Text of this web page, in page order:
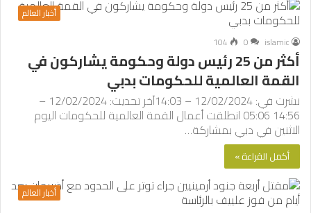
أخبار العالم
islamic
0
104
أكثر من 25 رئيس دولة وحكومة يشاركون في
القمة العالمية للحكومات بدبي
نشرت في: 12/02/2024 – 14:03آخر تحديث: 12/02/2024 –
14:56 05:06 انطلقت أعمال القمة العالمية للحكومات اليوم
الاثنين في دبي بمشاركة…
أكمل القراءة »
أخبار العالم